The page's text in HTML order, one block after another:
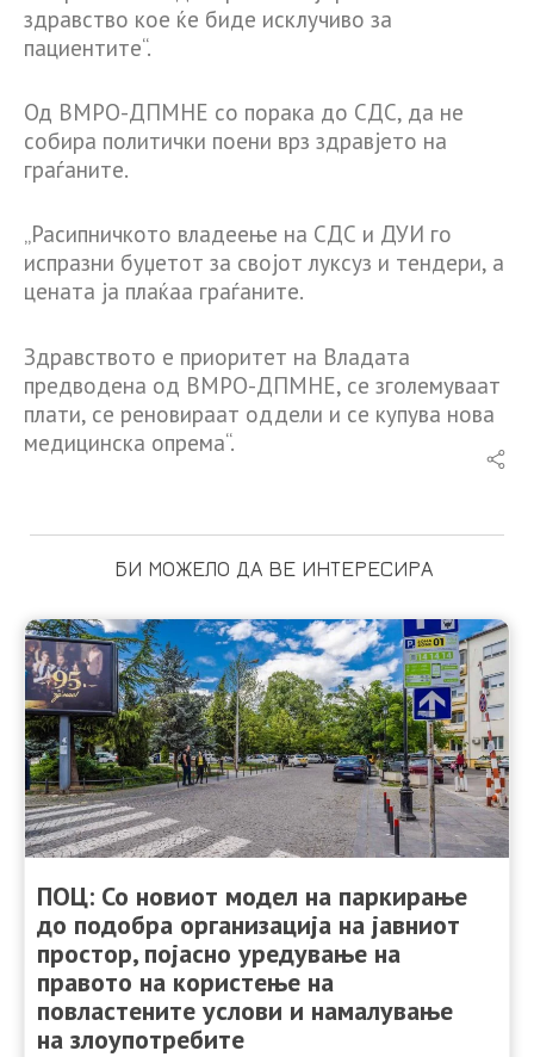
здравство кое ќе биде исклучиво за
пациентите“.
Од ВМРО-ДПМНЕ со порака до СДС, да не
собира политички поени врз здравјето на
граѓаните.
„Расипничкото владеење на СДС и ДУИ го
испразни буџетот за својот луксуз и тендери, а
цената ја плаќаа граѓаните.
Здравството е приоритет на Владата
предводена од ВМРО-ДПМНЕ, се зголемуваат
плати, се реновираат оддели и се купува нова
медицинска опрема“.
БИ МОЖЕЛО ДА ВЕ ИНТЕРЕСИРА
ПОЦ: Со новиот модел на паркирање
до подобра организација на јавниот
простор, појасно уредување на
правото на користење на
повластените услови и намалување
на злоупотребите